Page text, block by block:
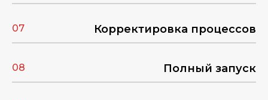
07 Корректировка процессов
08 Полный запуск